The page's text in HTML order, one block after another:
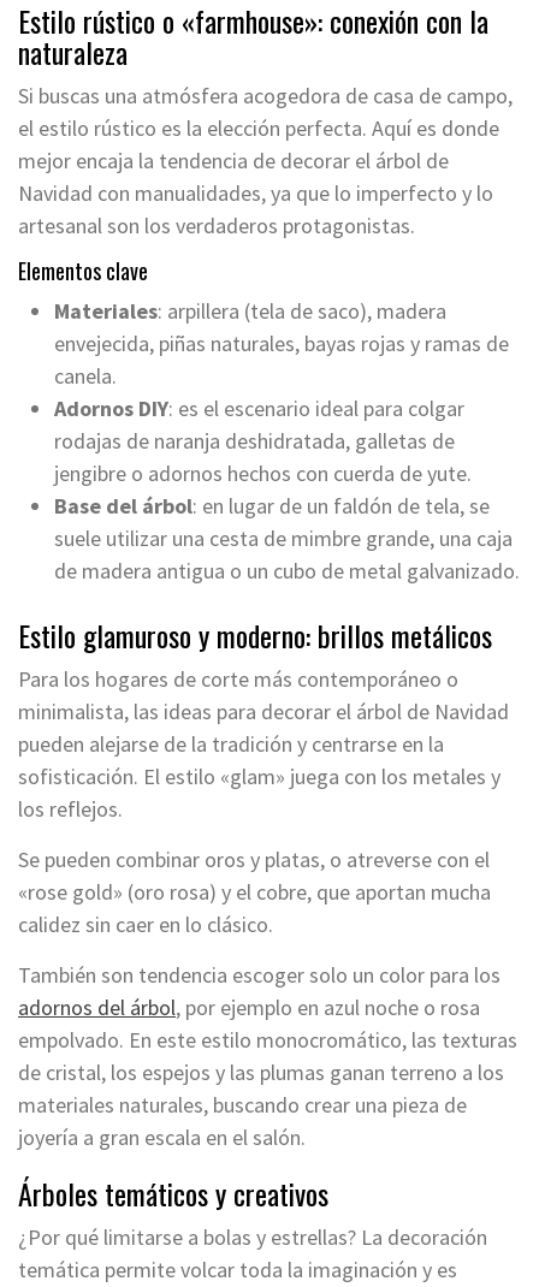
Estilo rústico o «farmhouse»: conexión con la
naturaleza
Si buscas una atmósfera acogedora de casa de campo,
el estilo rústico es la elección perfecta. Aquí es donde
mejor encaja la tendencia de decorar el árbol de
Navidad con manualidades, ya que lo imperfecto y lo
artesanal son los verdaderos protagonistas.
Elementos clave
Materiales: arpillera (tela de saco), madera
envejecida, piñas naturales, bayas rojas y ramas de
canela.
Adornos DIY: es el escenario ideal para colgar
rodajas de naranja deshidratada, galletas de
jengibre o adornos hechos con cuerda de yute.
Base del árbol: en lugar de un faldón de tela, se
suele utilizar una cesta de mimbre grande, una caja
de madera antigua o un cubo de metal galvanizado.
Estilo glamuroso y moderno: brillos metálicos
Para los hogares de corte más contemporáneo o
minimalista, las ideas para decorar el árbol de Navidad
pueden alejarse de la tradición y centrarse en la
sofisticación. El estilo «glam» juega con los metales y
los reflejos.
Se pueden combinar oros y platas, o atreverse con el
«rose gold» (oro rosa) y el cobre, que aportan mucha
calidez sin caer en lo clásico.
También son tendencia escoger solo un color para los
adornos del árbol, por ejemplo en azul noche o rosa
empolvado. En este estilo monocromático, las texturas
de cristal, los espejos y las plumas ganan terreno a los
materiales naturales, buscando crear una pieza de
joyería a gran escala en el salón.
Árboles temáticos y creativos
¿Por qué limitarse a bolas y estrellas? La decoración
temática permite volcar toda la imaginación y es